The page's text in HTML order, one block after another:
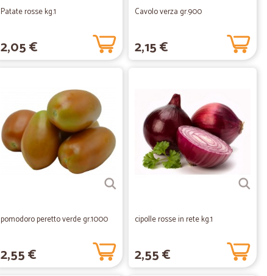
Patate rosse kg.1
2,05 €
Cavolo verza gr.900
2,15 €
pomodoro peretto verde gr.1000
2,55 €
cipolle rosse in rete kg.1
2,55 €